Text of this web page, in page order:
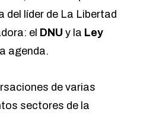
del líder de La Libertad
el DNU y la Ley
agenda.
de varias
sectores de la